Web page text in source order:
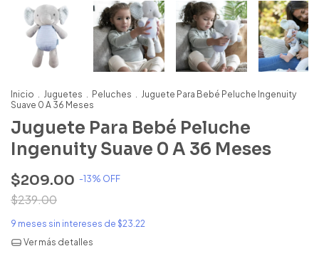
Inicio . Juguetes . Peluches . Juguete Para Bebé Peluche Ingenuity
Suave 0 A 36 Meses
Juguete Para Bebé Peluche
Ingenuity Suave 0 A 36 Meses
$209.00 -13% OFF
$239.00
9 meses sin intereses de $23.22
Ver más detalles